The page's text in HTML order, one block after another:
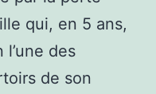
qui, en 5 ans,
l’une des
de son